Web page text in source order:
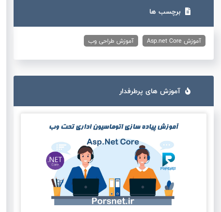
برچسب ها
آموزش Asp.net Core آموزش طراحی وب
آموزش های پرطرفدار